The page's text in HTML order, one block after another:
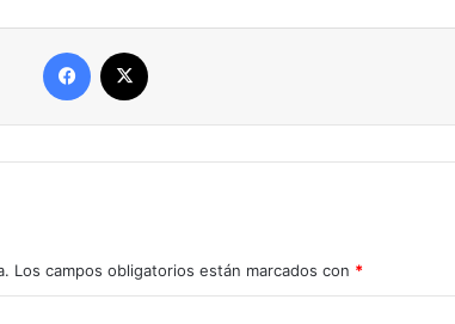
Facebook
Los campos obligatorios están marcados con *